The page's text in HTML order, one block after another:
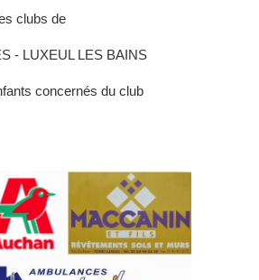
clubs de
- LUXEUL LES BAINS
concernés du club